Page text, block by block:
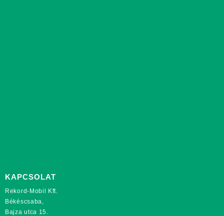
KAPCSOLAT
Rekord-Mobil Kft.
Békéscsaba,
Bajza utca 15.